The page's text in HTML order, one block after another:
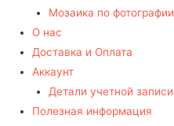
Мозаика по фотографии
О нас
Доставка и Оплата
Аккаунт
Детали учетной записи
Полезная информация